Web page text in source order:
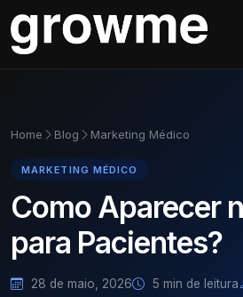
Home Blog Marketing Médico
MARKETING MÉDICO
Como Aparecer
para Pacientes?
28 de maio, 2026 5 min de leitura